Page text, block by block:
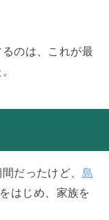
のは、これが最
だったけど、 島
はじめ、家族を